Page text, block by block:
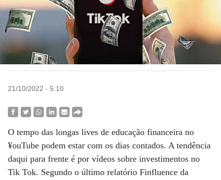
21/10/2022 - 5:10
O tempo das longas lives de educação financeira no
¥ouTube podem estar com os dias contados. A tendência
daqui para frente é por vídeos sobre investimentos no
Tik Tok. Segundo o último relatório Finfluence da